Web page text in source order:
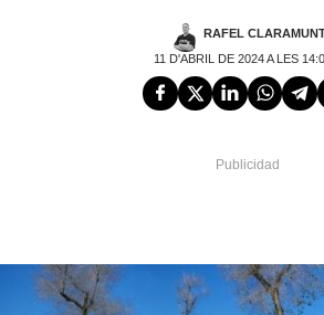
RAFEL
11 D'ABRIL DE 2024 A LES